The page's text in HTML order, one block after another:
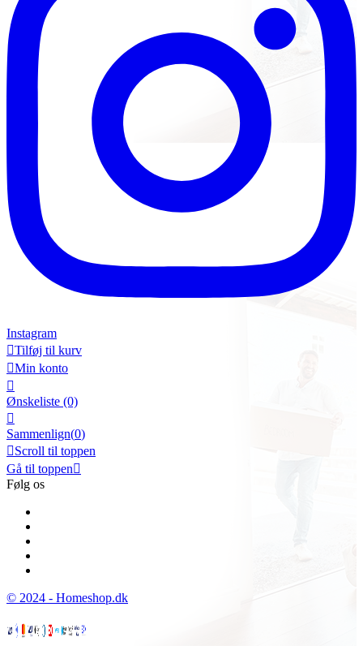
Instagram
Tilføj til kurv
Min konto

Ønskeliste (0)

Sammenlign(0)
Scroll til toppen
Gå til toppen
Følg os
© 2024 - Homeshop.dk